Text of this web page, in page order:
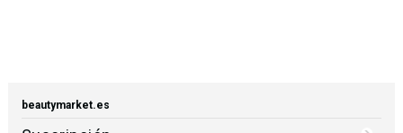
beautymarket.es